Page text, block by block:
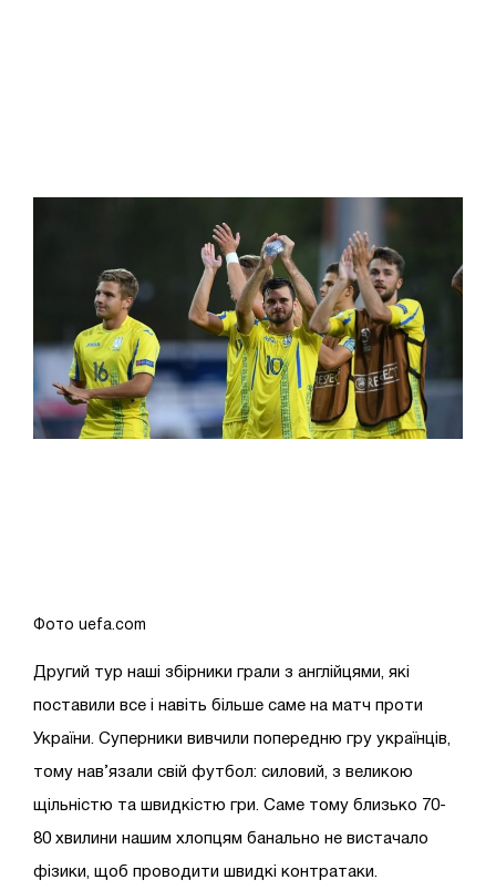
Фото uefa.com
Другий тур наші збірники грали з англійцями, які
поставили все і навіть більше саме на матч проти
України. Суперники вивчили попередню гру українців,
тому нав’язали свій футбол: силовий, з великою
щільністю та швидкістю гри. Саме тому близько 70-
80 хвилини нашим хлопцям банально не вистачало
фізики, щоб проводити швидкі контратаки.